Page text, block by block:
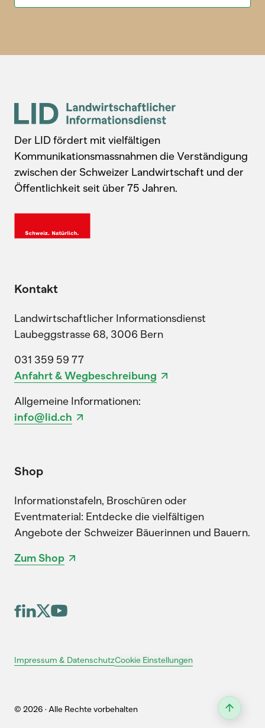
Der LID fördert mit vielfältigen
Kommunikationsmassnahmen die Verständigung
zwischen der Schweizer Landwirtschaft und der
Öffentlichkeit seit über 75 Jahren.
Kontakt
Landwirtschaftlicher Informationsdienst
Laubeggstrasse 68, 3006 Bern
031 359 59 77
Anfahrt & Wegbeschreibung
Allgemeine Informationen:
info@lid.ch
Shop
Informationstafeln, Broschüren oder
Eventmaterial: Entdecke die vielfältigen
Angebote der Schweizer Bäuerinnen und Bauern.
Zum Shop
Impressum & DatenschutzCookie Einstellungen
© 2026 · Alle Rechte vorbehalten